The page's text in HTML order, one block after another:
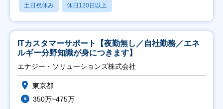
土日祝休み 休日120日以上
ITカスタマーサポート【夜勤無し／自社勤務／エネ
ルギー分野知識が身につきます】
エナジー・ソリューションズ株式会社
東京都
350万~475万